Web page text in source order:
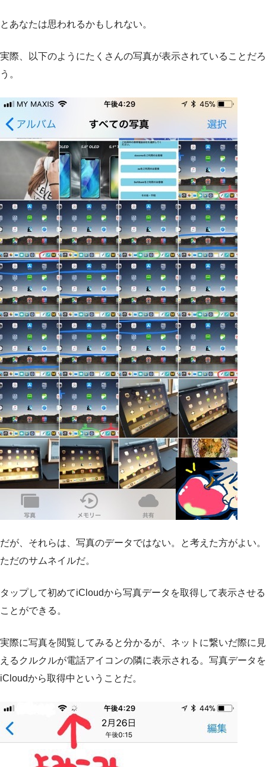
とあなたは思われるかもしれない。
実際、以下のようにたくさんの写真が表示されていることだろ
う。
だが、それらは、写真のデータではない。と考えた方がよい。
ただのサムネイルだ。
タップして初めてiCloudから写真データを取得して表示させる
ことができる。
実際に写真を閲覧してみると分かるが、ネットに繋いだ際に見
えるクルクルが電話アイコンの隣に表示される。写真データを
iCloudから取得中ということだ。